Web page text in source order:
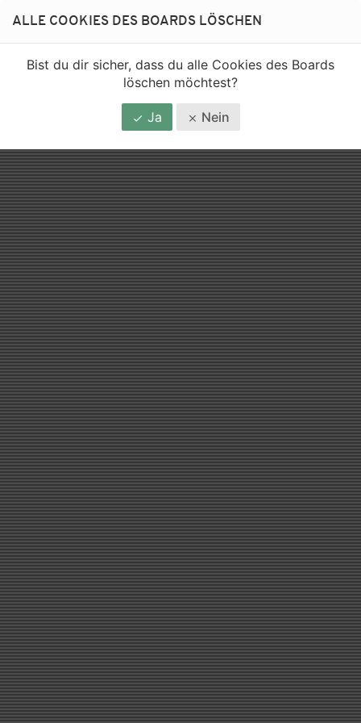
ALLE COOKIES DES BOARDS LÖSCHEN
Bist du dir sicher, dass du alle Cookies des Boards
löschen möchtest?
Ja Nein